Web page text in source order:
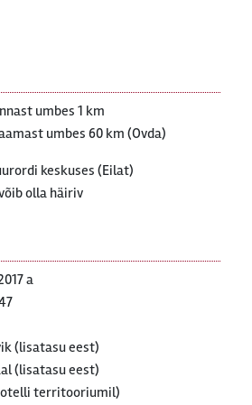
umbes 1 km
umbes 60 km (Ovda)
keskuses (Eilat)
olla häiriv
a
(lisatasu eest)
(lisatasu eest)
territooriumil)